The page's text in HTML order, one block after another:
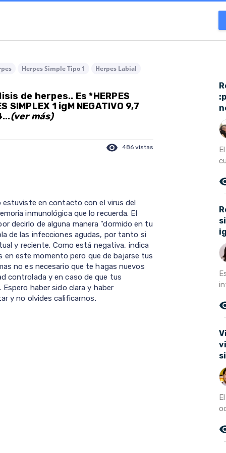
Herpes Simple Tipo 1
Herpes Labial
de herpes.. Es *HERPES
SIMPLEX 1 igM NEGATIVO 9,7
(ver más)
visibility 486 vistas
estuviste en contacto con el virus del
inmunológica que lo recuerda. El
decirlo de alguna manera "dormido en tu
de las infecciones agudas, por tanto si
y reciente. Como está negativa, indica
este momento pero que de bajarse tus
no es necesario que te hagas nuevos
controlada y en caso de que tus
haber sido clara y haber
y no olvides calificarnos.